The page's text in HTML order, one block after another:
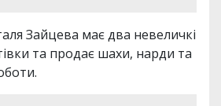
Зайцева має два невеличкі
та продає шахи, нарди та